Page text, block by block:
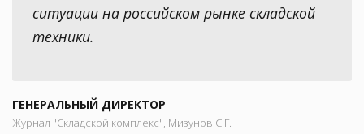
ситуации на российском рынке складской
техники.
ГЕНЕРАЛЬНЫЙ ДИРЕКТОР
Журнал "Складской комплекс", Мизунов С.Г.